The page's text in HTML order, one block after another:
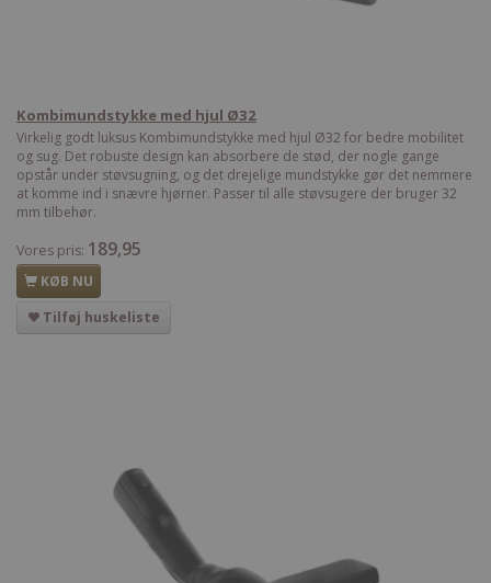
Kombimundstykke med hjul Ø32
Virkelig godt luksus Kombimundstykke med hjul Ø32 for bedre mobilitet
og sug. Det robuste design kan absorbere de stød, der nogle gange
opstår under støvsugning, og det drejelige mundstykke gør det nemmere
at komme ind i snævre hjørner. Passer til alle støvsugere der bruger 32
mm tilbehør.
Vores pris: 189,95
KØB NU
Tilføj huskeliste